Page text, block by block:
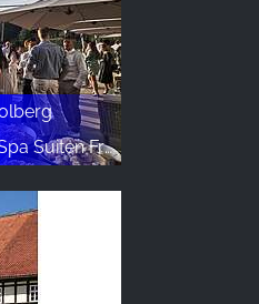
FreiWerk